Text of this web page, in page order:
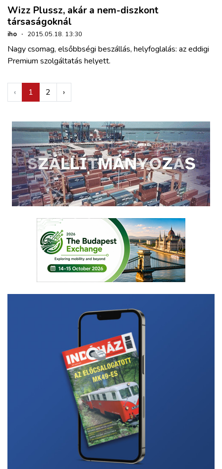
Wizz Plussz, akár a nem-diszkont
társaságoknál
iho · 2015.05.18. 13:30
Nagy csomag, elsőbbségi beszállás, helyfoglalás: az eddigi
Premium szolgáltatás helyett.
‹ 1 2 ›